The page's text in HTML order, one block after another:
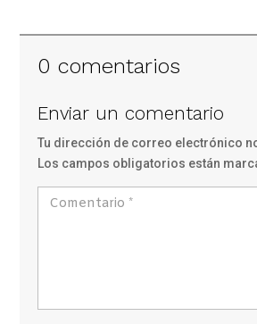
0 comentarios
Enviar un comentario
Tu dirección de correo electrónico
Los campos obligatorios están